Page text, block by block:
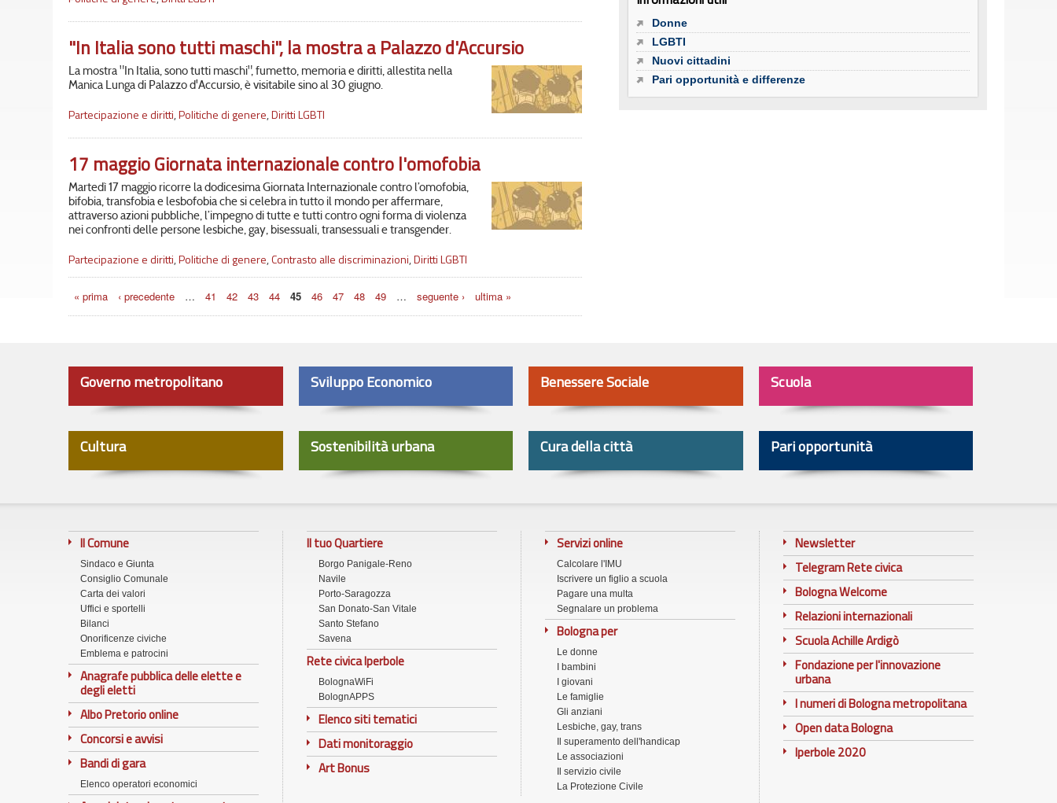
"In Italia sono tutti maschi", la mostra a Palazzo d'Accursio
La mostra "In Italia, sono tutti maschi", fumetto, memoria e diritti, allestita nella
Manica Lunga di Palazzo d'Accursio, è visitabile sino al 30 giugno.
Partecipazione e diritti,Politiche di genere,Diritti LGBTI
17 maggio Giornata internazionale contro l'omofobia
Martedì 17 maggio ricorre la dodicesima Giornata Internazionale contro l’omofobia,
bifobia, transfobia e lesbofobia che si celebra in tutto il mondo per affermare,
attraverso azioni pubbliche, l’impegno di tutte e tutti contro ogni forma di violenza
nei confronti delle persone lesbiche, gay, bisessuali, transessuali e transgender.
Partecipazione e diritti,Politiche di genere,Contrasto alle discriminazioni,Diritti LGBTI
Pagine
« prima ‹ precedente … 41 42 43 44 45 46 47 48 49 … seguente › ultima »
Donne
LGBTI
Nuovi cittadini
Pari opportunità e differenze
Governo metropolitano Sviluppo Economico Benessere Sociale Scuola
Cultura Sostenibilità urbana Cura della città Pari opportunità
Il Comune
Sindaco e Giunta
Consiglio Comunale
Carta dei valori
Uffici e sportelli
Bilanci
Onorificenze civiche
Emblema e patrocini
Anagrafe pubblica delle elette e
degli eletti
Albo Pretorio online
Concorsi e avvisi
Bandi di gara
Elenco operatori economici
Il tuo Quartiere
Borgo Panigale-Reno
Navile
Porto-Saragozza
San Donato-San Vitale
Santo Stefano
Savena
Rete civica Iperbole
BolognaWiFi
BolognAPPS
Elenco siti tematici
Dati monitoraggio
Art Bonus
Servizi online
Calcolare l'IMU
Iscrivere un figlio a scuola
Pagare una multa
Segnalare un problema
Bologna per
Le donne
I bambini
I giovani
Le famiglie
Gli anziani
Lesbiche, gay, trans
Il superamento dell'handicap
Le associazioni
Il servizio civile
La Protezione Civile
Newsletter
Telegram Rete civica
Bologna Welcome
Relazioni internazionali
Scuola Achille Ardigò
Fondazione per l'innovazione
urbana
I numeri di Bologna metropolitana
Open data Bologna
Iperbole 2020